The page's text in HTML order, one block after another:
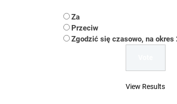
Ilu
Za
Przeciw
Zgodzić się czasowo, na okres
View Results